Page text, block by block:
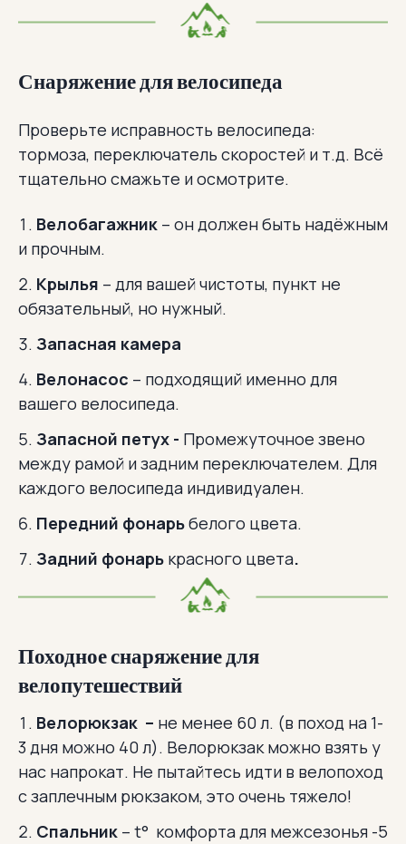
Снаряжение для велосипеда
Проверьте исправность велосипеда:
тормоза, переключатель скоростей и т.д. Всё
тщательно смажьте и осмотрите.
Велобагажник – он должен быть надёжным
и прочным.
Крылья – для вашей чистоты, пункт не
обязательный, но нужный.
Запасная камера
Велонасос – подходящий именно для
вашего велосипеда.
Запасной петух - Промежуточное звено
между рамой и задним переключателем. Для
каждого велосипеда индивидуален.
Передний фонарьбелого цвета.
Задний фонарь красного цвета.
Походное снаряжение для
велопутешествий
Велорюкзак – не менее 60 л. (в поход на 1-
3 дня можно 40 л). Велорюкзак можно взять у
нас напрокат. Не пытайтесь идти в велопоход
с заплечным рюкзаком, это очень тяжело!
Спальник – t° комфорта для межсезонья -5